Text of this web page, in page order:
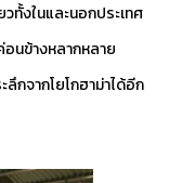
ทั้งในและนอกประเทศ
อนข้างหลากหลาย
กจากโยโกฮาม่าได้อีก